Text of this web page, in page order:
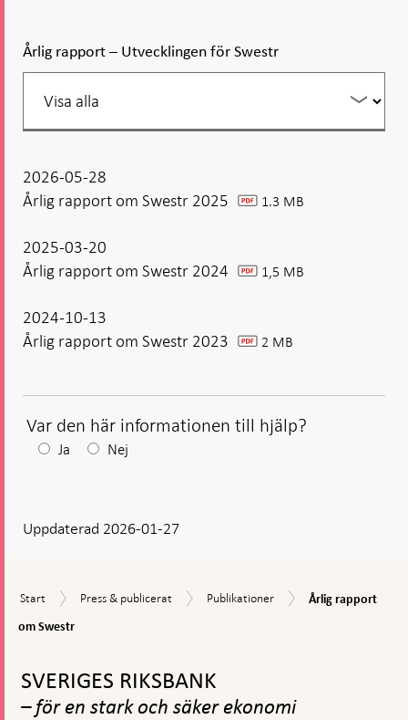
Årlig rapport – Utvecklingen för Swestr
Filtrera
2026-05-28
Årlig rapport om Swestr 2025 pdf 1.3 MB
2025-03-20
Årlig rapport om Swestr 2024 pdf 1,5 MB
2024-10-13
Årlig rapport om Swestr 2023 pdf 2 MB
Var den här informationen till hjälp?
Efter
visas
Ja Nej
Uppdaterad 2026-01-27
Start
Start
Press
Press & publicerat Publikationer
Publikationer
Årlig
rapport
Årlig rapport
om Swestr
toppnavigation
SVERIGES RIKSBANK
– för en stark och säker ekonomi